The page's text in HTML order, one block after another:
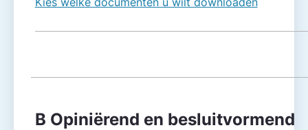
B Opiniërend en besluitvormend